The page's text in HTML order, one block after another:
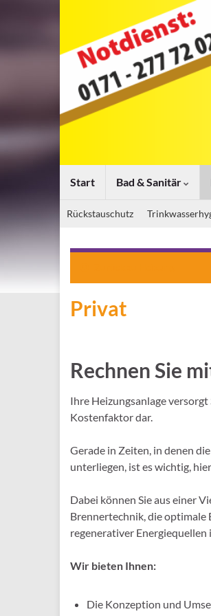
Start Bad & Sanitär
Rückstauschutz
Privat
Rechnen Sie
Ihre Heizungsanlage
Kostenfaktor dar.
Gerade in Zeiten, in denen
unterliegen, ist es wichtig,
Dabei können Sie aus einer
Brennertechnik, die
regenerativer Energiequellen
Wir bieten Ihnen:
Die Konzeption und